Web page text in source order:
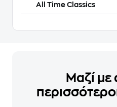
All Time Classics
Μαζί με